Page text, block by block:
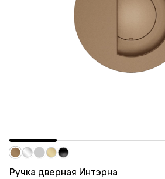
Ручка дверная Интэрна